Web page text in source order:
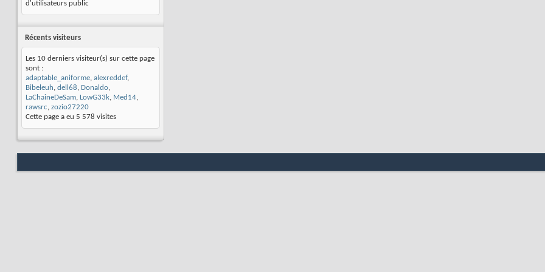
d'utilisateurs public
Récents visiteurs
Les 10 derniers visiteur(s) sur cette page
sont :
adaptable_aniforme, alexreddef,
Bibeleuh, dell68, Donaldo,
LaChaineDeSam, LowG33k, Med14,
rawsrc, zozio27220
Cette page a eu 5 578 visites